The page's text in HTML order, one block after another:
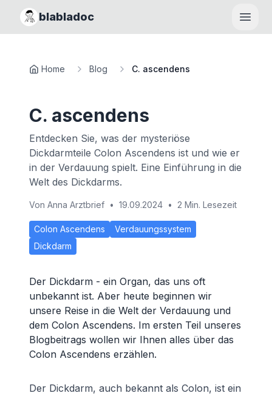
blabladoc
Home Blog C. ascendens
C. ascendens
Entdecken Sie, was der mysteriöse
Dickdarmteile Colon Ascendens ist und wie er
in der Verdauung spielt. Eine Einführung in die
Welt des Dickdarms.
Von Anna Arztbrief • 19.09.2024 • 2 Min. Lesezeit
Colon Ascendens
Verdauungssystem
Dickdarm
Der Dickdarm - ein Organ, das uns oft
unbekannt ist. Aber heute beginnen wir
unsere Reise in die Welt der Verdauung und
dem Colon Ascendens. Im ersten Teil unseres
Blogbeitrags wollen wir Ihnen alles über das
Colon Ascendens erzählen.
Der Dickdarm, auch bekannt als Colon, ist ein